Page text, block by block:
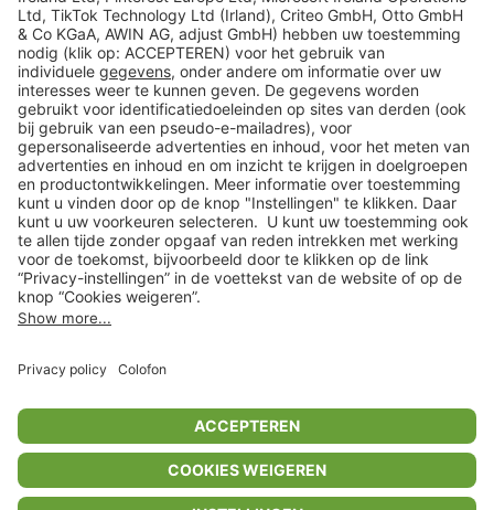
In winkelwagentje voor
Veilig winkelen
Klantenservice
Shop
Acties
limango.de limango.pl
** Alle prijsopgaven zijn inclusief belasting en exclusief verzendkosten